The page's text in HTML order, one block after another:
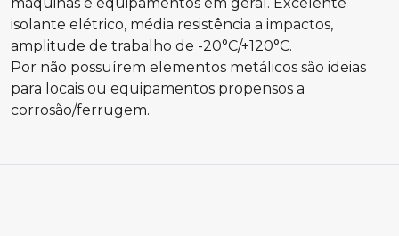
isolante elétrico, média resistência a impactos,
amplitude de trabalho de -20°C/+120°C.
Por não possuírem elementos metálicos são ideias
para locais ou equipamentos propensos a
corrosão/ferrugem.